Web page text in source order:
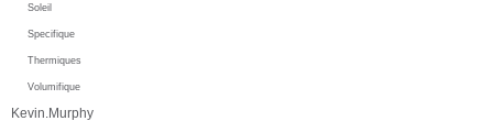
Soleil
Specifique
Thermiques
Volumifique
Kevin.Murphy